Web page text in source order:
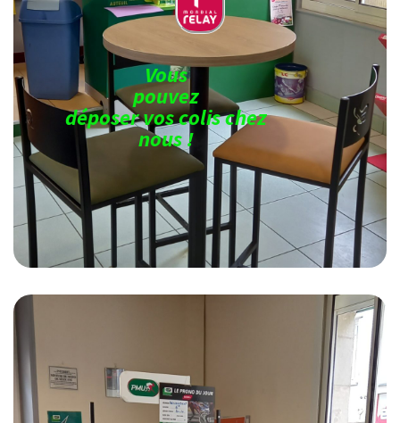
Vous
pouvez
déposer vos colis chez
nous !